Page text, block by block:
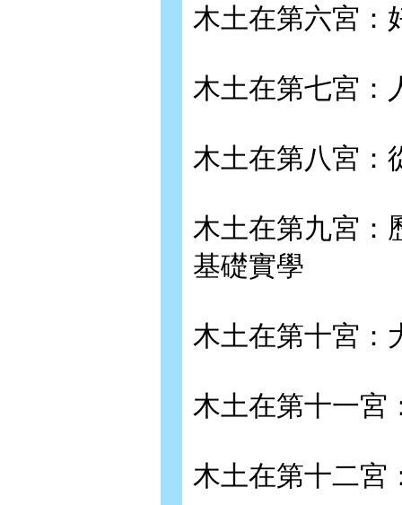
木土在第六宮：
木土在第七宮：
木土在第八宮：
木土在第九宮：
基礎實學
木土在第十宮：
木土在第十一宮
木土在第十二宮